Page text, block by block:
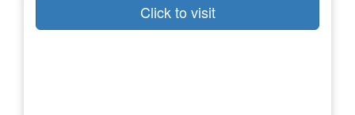
Click to visit